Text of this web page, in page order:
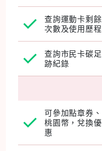
查詢運動卡剩餘
次數及使用歷程
查詢市民卡碳足
跡紀錄
可參加點章券、
桃園幣，兌換優
惠